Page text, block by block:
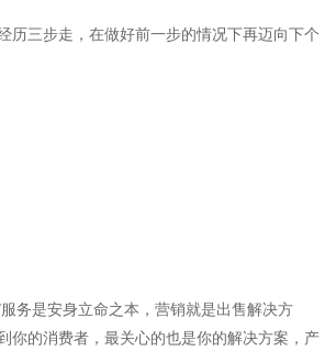
历三步走，在做好前一步的情况下再迈向下个
务是安身立命之本，营销就是出售解决方
你的消费者，最关心的也是你的解决方案，产